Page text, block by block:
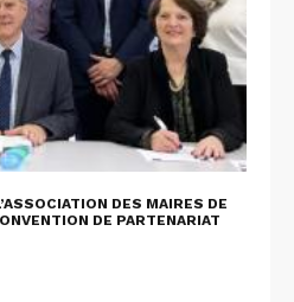
DES MAIRES DE
DE PARTENARIAT